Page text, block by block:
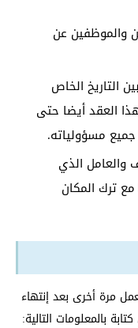
والموظفين عن
التاريخ الخاص
العقد أيضا حتى
مسؤولياته.
والعامل الذي
ترك المكان
مرة أخرى بعد إنتهاء
بالمعلومات التالية: